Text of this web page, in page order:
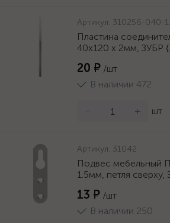
Артикул: 310256-040-
Пластина
40х120 х 2мм, ЗУБР
20 ₽ /шт
В наличии 472
+ шт
Артикул: 31042
Подвес мебельный
1.5мм, петля сверху,
13 ₽ /шт
В наличии 250